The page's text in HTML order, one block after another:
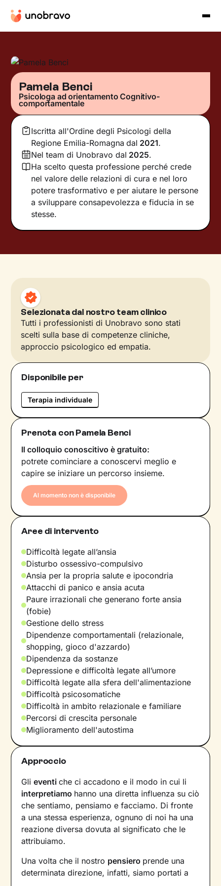
Pamela Benci
Psicologa ad orientamento Cognitivo-
comportamentale
Iscritta all'Ordine degli Psicologi della
Regione Emilia-Romagna dal 2021.
Nel team di Unobravo dal 2025.
Ha scelto questa professione perché crede
nel valore delle relazioni di cura e nel loro
potere trasformativo e per aiutare le persone
a sviluppare consapevolezza e fiducia in se
stesse.
Selezionata dal nostro team clinico
Tutti i professionisti di Unobravo sono stati
scelti sulla base di competenze cliniche,
approccio psicologico ed empatia.
Disponibile per
Terapia individuale
Prenota con Pamela Benci
Il colloquio conoscitivo è gratuito:
potrete cominciare a conoscervi meglio e
capire se iniziare un percorso insieme.
Al momento non è disponibile
Aree di intervento
Difficoltà legate all’ansia
Disturbo ossessivo-compulsivo
Ansia per la propria salute e ipocondria
Attacchi di panico e ansia acuta
Paure irrazionali che generano forte ansia
(fobie)
Gestione dello stress
Dipendenze comportamentali (relazionale,
shopping, gioco d'azzardo)
Dipendenza da sostanze
Depressione e difficoltà legate all’umore
Difficoltà legate alla sfera dell'alimentazione
Difficoltà psicosomatiche
Difficoltà in ambito relazionale e familiare
Percorsi di crescita personale
Miglioramento dell'autostima
Approccio
Glieventiche ci accadono e il modo in cui li
interpretiamo hanno una diretta influenza su ciò
che sentiamo, pensiamo e facciamo. Di fronte
a una stessa esperienza, ognuno di noi ha una
reazione diversa dovuta al significato che le
attribuiamo.
Una volta che il nostro pensiero prende una
determinata direzione, infatti, siamo portati a